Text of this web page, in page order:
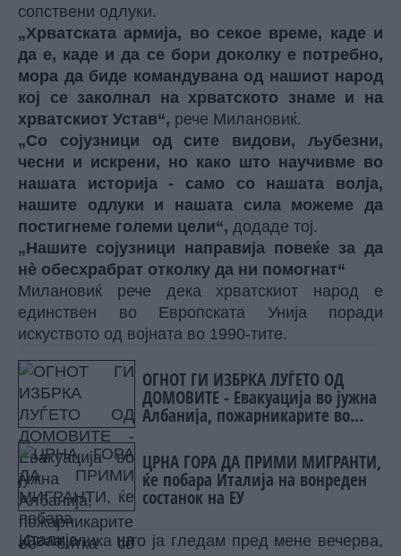
сопствени одлуки.
„Хрватската армија, во секое време, каде и
да е, каде и да се бори доколку е потребно,
мора да биде командувана од нашиот народ
кој се заколнал на хрватското знаме и на
хрватскиот Устав“, рече Милановиќ.
„Со сојузници од сите видови, љубезни,
чесни и искрени, но како што научивме во
нашата историја - само со нашата волја,
нашите одлуки и нашата сила можеме да
постигнеме големи цели“, додаде тој.
„Нашите сојузници направија повеќе за да
нè обесхрабрат отколку да ни помогнат“
Милановиќ рече дека хрватскиот народ е
единствен во Европската Унија поради
искуството од војната во 1990-тите.
ОГНОТ ГИ ИЗБРКА ЛУЃЕТО ОД
ДОМОВИТЕ - Евакуација во јужна
Албанија, пожарникарите во
ЦРНА ГОРА ДА ПРИМИ МИГРАНТИ,
ќе побара Италија на вонреден
состанок на ЕУ
„Оваа слика што ја гледам пред мене вечерва,